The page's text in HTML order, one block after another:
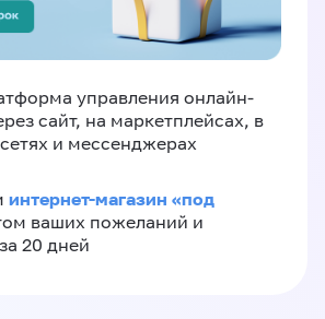
управления онлайн-
сайт, на маркетплейсах, в
и мессенджерах
интернет-магазин «‎под
ваших пожеланий и
20 дней